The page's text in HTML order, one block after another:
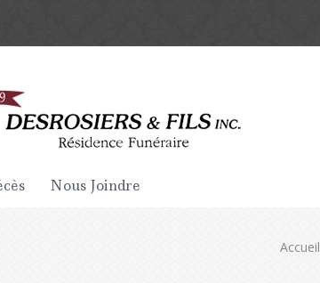
Nous Joindre
Accueil